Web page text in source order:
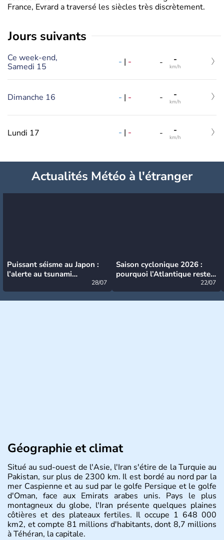
France, Evrard a traversé les siècles très discrètement.
jours suivants
Ce week-end,
Samedi 15
- | - - -
km/h
Dimanche 16 - | - - -
km/h
Lundi 17 - | - - -
km/h
Actualités Météo à l'étranger
Puissant séisme au Japon :
l’alerte au tsunami
28/07
Saison cyclonique 2026 :
pourquoi l’Atlantique reste
22/07
Géographie et climat
Situé au sud-ouest de l'Asie, l'Iran s'étire de la Turquie au
Pakistan, sur plus de 2300 km. Il est bordé au nord par la
mer Caspienne et au sud par le golfe Persique et le golfe
d'Oman, face aux Emirats arabes unis. Pays le plus
montagneux du globe, l'Iran présente quelques plaines
côtières et des plateaux fertiles. Il occupe 1 648 000
km2, et compte 81 millions d'habitants, dont 8,7 millions
à Téhéran, la capitale.